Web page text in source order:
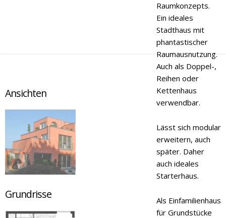
Ansichten
Grundrisse
Raumkonzepts.
Ein ideales
Stadthaus mit
phantastischer
Raumausnutzung.
Auch als Doppel-,
Reihen oder
Kettenhaus
verwendbar.
Lässt sich modular
erweitern, auch
später. Daher
auch ideales
Starterhaus.
Als Einfamilienhaus
für Grundstücke